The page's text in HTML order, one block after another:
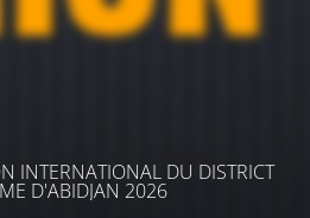
INTERNATIONAL DU DISTRICT
D'ABIDJAN 2026